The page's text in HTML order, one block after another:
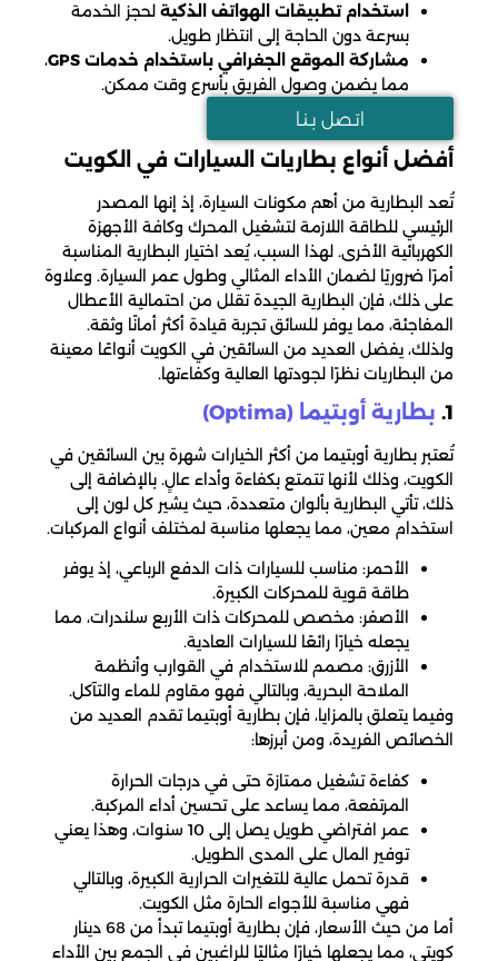
استخدام تطبيقات الهواتف الذكية لحجز الخدمة
بسرعة دون الحاجة إلى انتظار طويل.
مشاركة الموقع الجغرافي باستخدام خدمات GPS
،
مما يضمن وصول الفريق بأسرع وقت ممكن.
اتـصل بـنـا
أفضل أنواع بطاريات السيارات في الكويت
تُعد البطارية من أهم مكونات السيارة، إذ إنها المصدر
الرئيسي للطاقة اللازمة لتشغيل المحرك وكافة الأجهزة
الكهربائية الأخرى. لهذا السبب، يُعد اختيار البطارية المناسبة
أمرًا ضروريًا لضمان الأداء المثالي وطول عمر السيارة. وعلاوة
على ذلك، فإن البطارية الجيدة تقلل من احتمالية الأعطال
المفاجئة، مما يوفر للسائق تجربة قيادة أكثر أمانًا وثقة.
ولذلك، يفضل العديد من السائقين في الكويت أنواعًا معينة
من البطاريات نظرًا لجودتها العالية وكفاءتها.
1. بطارية أوبتيما (Optima)
تُعتبر بطارية أوبتيما من أكثر الخيارات شهرة بين السائقين في
الكويت، وذلك لأنها تتمتع بكفاءة وأداء عالٍ. بالإضافة إلى
ذلك، تأتي البطارية بألوان متعددة، حيث يشير كل لون إلى
استخدام معين، مما يجعلها مناسبة لمختلف أنواع المركبات.
الأحمر: مناسب للسيارات ذات الدفع الرباعي، إذ يوفر
طاقة قوية للمحركات الكبيرة.
الأصفر: مخصص للمحركات ذات الأربع سلندرات، مما
يجعله خيارًا رائعًا للسيارات العادية.
الأزرق: مصمم للاستخدام في القوارب وأنظمة
الملاحة البحرية، وبالتالي فهو مقاوم للماء والتآكل.
وفيما يتعلق بالمزايا، فإن بطارية أوبتيما تقدم العديد من
الخصائص الفريدة، ومن أبرزها:
كفاءة تشغيل ممتازة حتى في درجات الحرارة
المرتفعة، مما يساعد على تحسين أداء المركبة.
عمر افتراضي طويل يصل إلى 10 سنوات، وهذا يعني
توفير المال على المدى الطويل.
قدرة تحمل عالية للتغيرات الحرارية الكبيرة، وبالتالي
فهي مناسبة للأجواء الحارة مثل الكويت.
أما من حيث الأسعار، فإن بطارية أوبتيما تبدأ من 68 دينار
كويتي، مما يجعلها خيارًا مثاليًا للراغبين في الجمع بين الأداء